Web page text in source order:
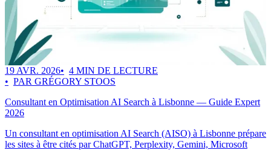
19 AVR. 2026
4 MIN DE LECTURE
PAR GRÉGORY STOOS
Consultant en Optimisation AI Search à Lisbonne — Guide Expert
2026
Un consultant en optimisation AI Search (AISO) à Lisbonne prépare
les sites à être cités par ChatGPT, Perplexity, Gemini, Microsoft